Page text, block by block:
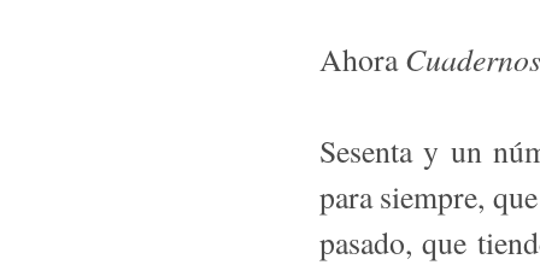
Ahora
Sesenta y un
para siempre,
pasado, que